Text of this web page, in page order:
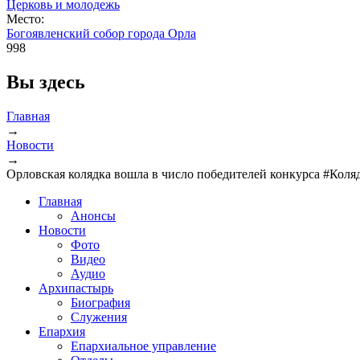
Церковь и молодежь
Место:
Богоявленский собор города Орла
998
Вы здесь
Главная
→
Новости
→
Орловская колядка вошла в число победителей конкурса
Главная
Анонсы
Новости
Фото
Видео
Аудио
Архипастырь
Биография
Служения
Епархия
Епархиальное управление